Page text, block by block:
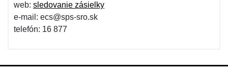
web: sledovanie zásielky
e-mail: ecs@sps-sro.sk
telefón: 16 877